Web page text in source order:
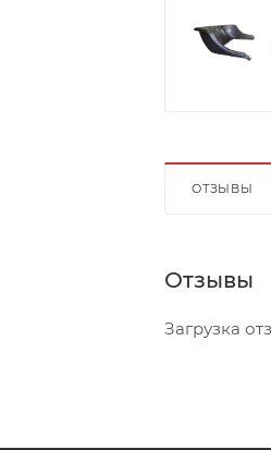
ОТЗЫВЫ
Отзывы
Загрузка